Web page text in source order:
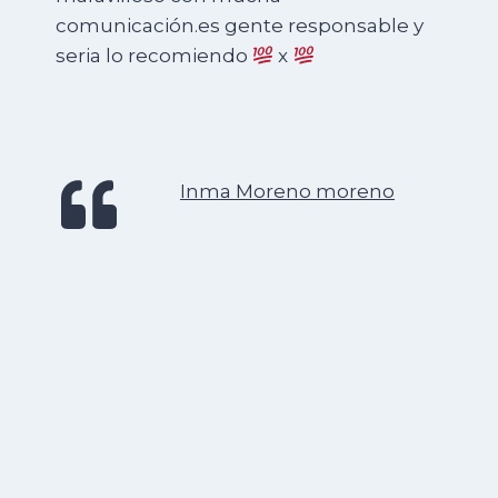
comunicación.es gente responsable y
seria lo recomiendo
x
Inma Moreno moreno